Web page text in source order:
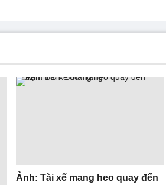
Ảnh: Tài xế mang heo quay đến